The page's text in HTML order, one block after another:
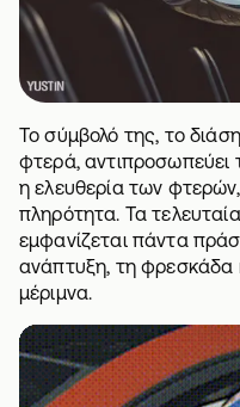
Το σύμβολό της, το
φτερά, αντιπροσωπεύει
η ελευθερία των
πληρότητα. Τα
εμφανίζεται πάντα
ανάπτυξη, τη φρεσκάδα
μέριμνα.